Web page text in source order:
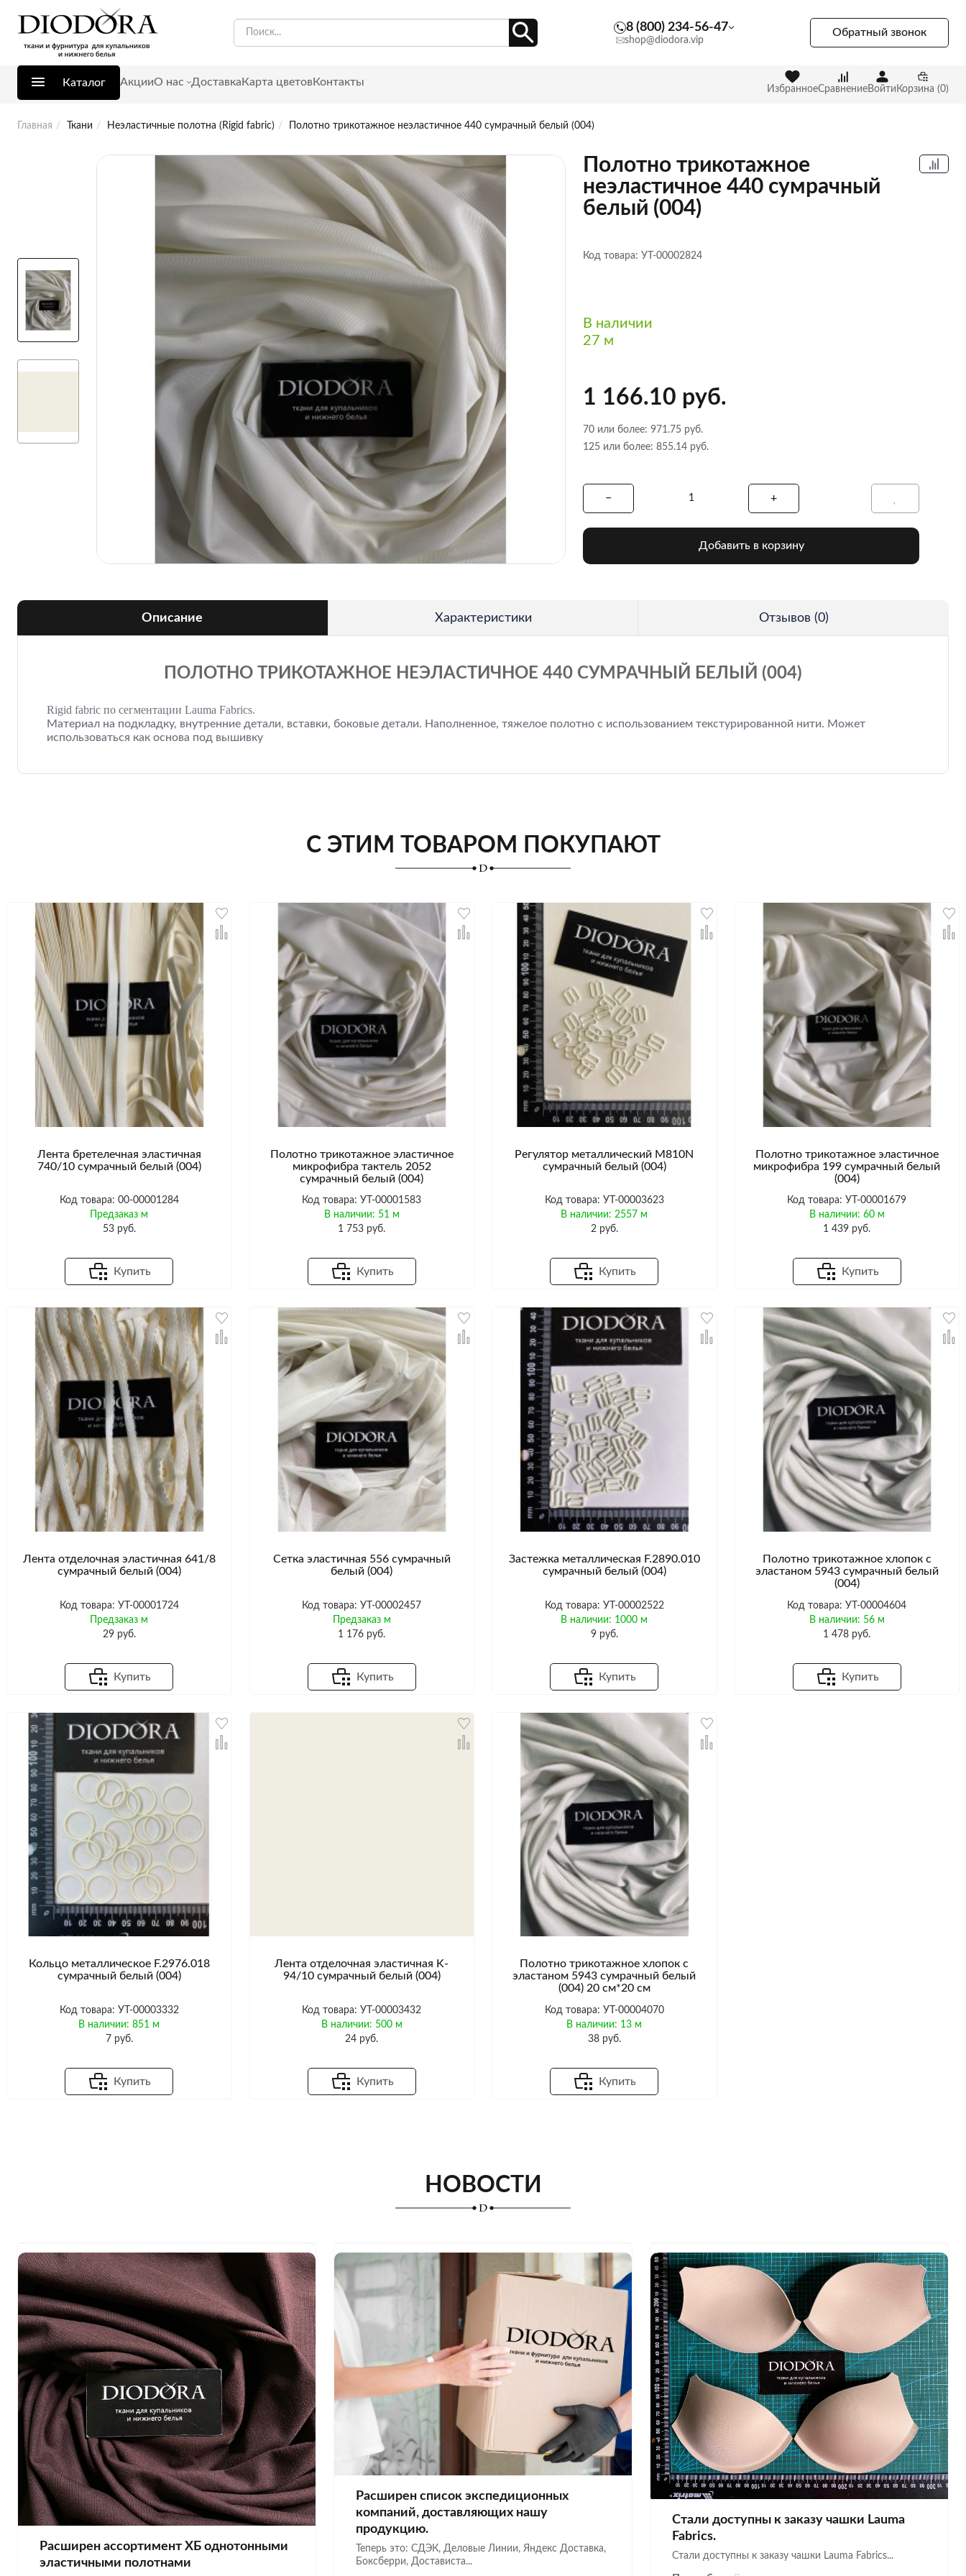
8 (800) 234-56-47
shop@diodora.vip
Обратный звонок
Каталог АкцииО нас Доставка Карта цветовКонтакты
ИзбранноеСравнениеВойти Корзина (0)
Главная Ткани Неэластичные полотна (Rigid fabric) Полотно трикотажное неэластичное 440 сумрачный белый (004)
Полотно трикотажное
неэластичное 440 сумрачный
белый (004)
Код товара: УТ-00002824
В наличии
27 м
1 166.10 руб.
70 или более: 971.75 руб.
125 или более: 855.14 руб.
Добавить в корзину
Описание Характеристики Отзывов (0)
ПОЛОТНО ТРИКОТАЖНОЕ НЕЭЛАСТИЧНОЕ 440 СУМРАЧНЫЙ БЕЛЫЙ (004)
Rigid fabric по сегментации Lauma Fabrics.
Материал на подкладку, внутренние детали, вставки, боковые детали. Наполненное, тяжелое полотно с использованием текстурированной нити. Может
использоваться как основа под вышивку
С ЭТИМ ТОВАРОМ ПОКУПАЮТ
Лента бретелечная эластичная
740/10 сумрачный белый (004)
Код товара: 00-00001284
Предзаказ м
53 руб.
Купить
Полотно трикотажное эластичное
микрофибра тактель 2052
сумрачный белый (004)
Код товара: УТ-00001583
В наличии: 51 м
1 753 руб.
Купить
Регулятор металлический M810N
сумрачный белый (004)
Код товара: УТ-00003623
В наличии: 2557 м
2 руб.
Купить
Полотно трикотажное эластичное
микрофибра 199 сумрачный белый
(004)
Код товара: УТ-00001679
В наличии: 60 м
1 439 руб.
Купить
Лента отделочная эластичная 641/8
сумрачный белый (004)
Код товара: УТ-00001724
Предзаказ м
29 руб.
Купить
Сетка эластичная 556 сумрачный
белый (004)
Код товара: УТ-00002457
Предзаказ м
1 176 руб.
Купить
Застежка металлическая F.2890.010
сумрачный белый (004)
Код товара: УТ-00002522
В наличии: 1000 м
9 руб.
Купить
Полотно трикотажное хлопок с
эластаном 5943 сумрачный белый
(004)
Код товара: УТ-00004604
В наличии: 56 м
1 478 руб.
Купить
Кольцо металлическое F.2976.018
сумрачный белый (004)
Код товара: УТ-00003332
В наличии: 851 м
7 руб.
Купить
Лента отделочная эластичная K-
94/10 сумрачный белый (004)
Код товара: УТ-00003432
В наличии: 500 м
24 руб.
Купить
Полотно трикотажное хлопок с
эластаном 5943 сумрачный белый
(004) 20 см*20 см
Код товара: УТ-00004070
В наличии: 13 м
38 руб.
Купить
НОВОСТИ
Расширен ассортимент ХБ однотонными
эластичными полотнами
Расширен список экспедиционных
компаний, доставляющих нашу
продукцию.
Теперь это: СДЭК, Деловые Линии, Яндекс Доставка,
Боксберри, Достависта...
Стали доступны к заказу чашки Lauma
Fabrics.
Стали доступны к заказу чашки Lauma Fabrics...